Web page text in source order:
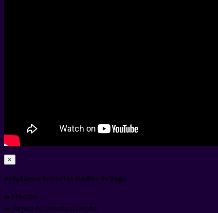
×
Aceptamos todos los medios de pago
➡️ Efectivo
➡️ Tarjeta de Credito o Debito